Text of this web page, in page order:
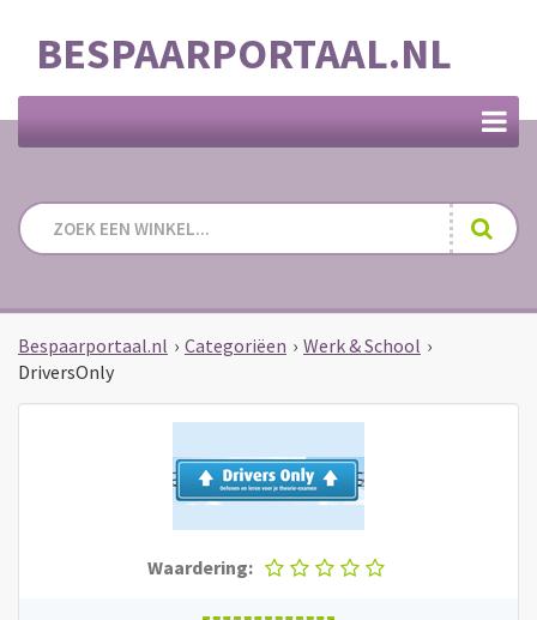
BESPAARPORTAAL.NL
Bespaarportaal.nl › Categoriëen › Werk & School ›
DriversOnly
Waardering: